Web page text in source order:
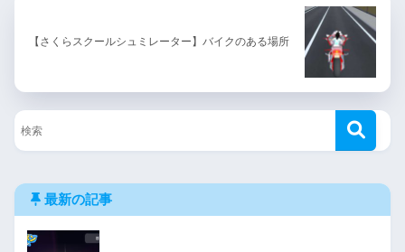
【さくらスクールシュミレーター】バイクのある場所
最新の記事